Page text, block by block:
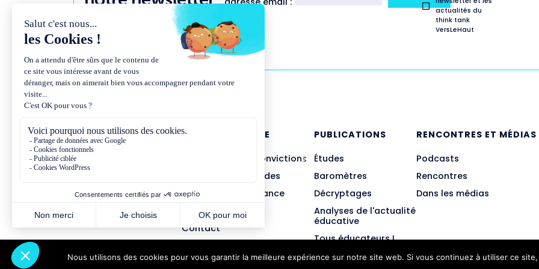
actualités du
think tank
VersLeHaut
NOUS CONNAÎTRE
Présentation et convictions
Missions et méthodes
Équipe et gouvernance
Partenariats
Contact
PUBLICATIONS
Études
Baromètres
Décryptages
Analyses de l'actualité
éducative
Tous éducateurs !
RENCONTRES ET MÉDIAS
Podcasts
Rencontres
Dans les médias
Nous utilisons des cookies pour vous garantir la meilleure expérience sur notre site web. Si vous continuez à utiliser ce